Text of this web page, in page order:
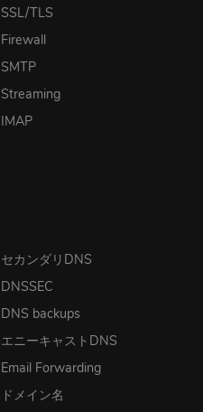
SSL/TLS
Firewall
SMTP
Streaming
IMAP
セカンダリDNS
DNSSEC
DNS backups
エニーキャストDNS
Email Forwarding
ドメイン名